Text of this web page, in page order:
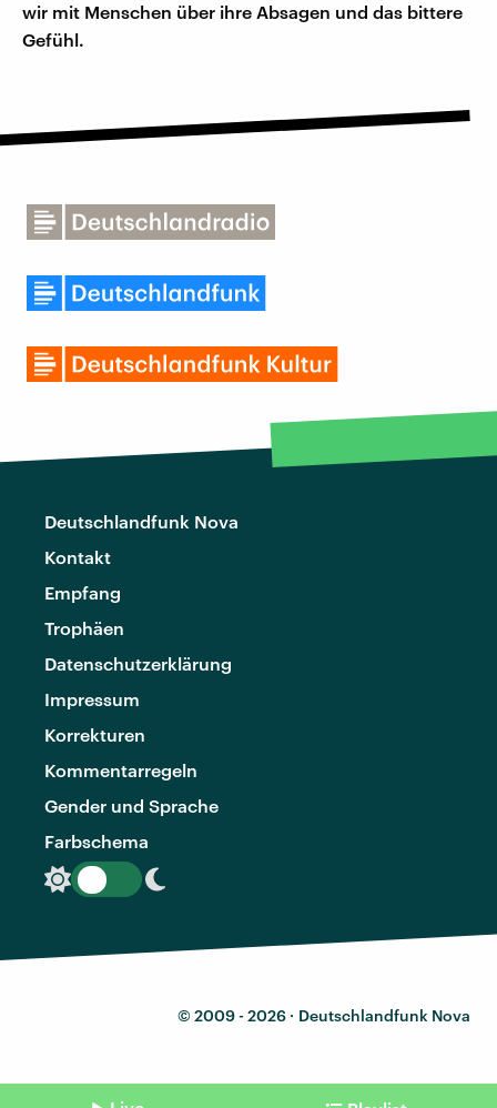
wir mit Menschen über ihre Absagen und das bittere
Gefühl.
Deutschlandfunk Nova
Kontakt
Empfang
Trophäen
Datenschutzerklärung
Impressum
Korrekturen
Kommentarregeln
Gender und Sprache
Farbschema
© 2009 - 2026 · Deutschlandfunk Nova